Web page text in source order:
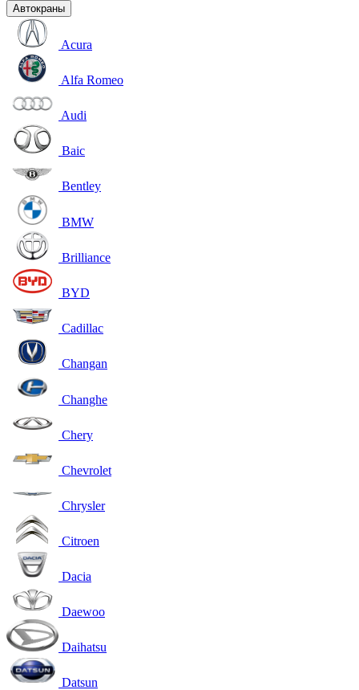
Автокраны
Acura
Alfa Romeo
Audi
Baic
Bentley
BMW
Brilliance
BYD
Cadillac
Changan
Changhe
Chery
Chevrolet
Chrysler
Citroen
Dacia
Daewoo
Daihatsu
Datsun